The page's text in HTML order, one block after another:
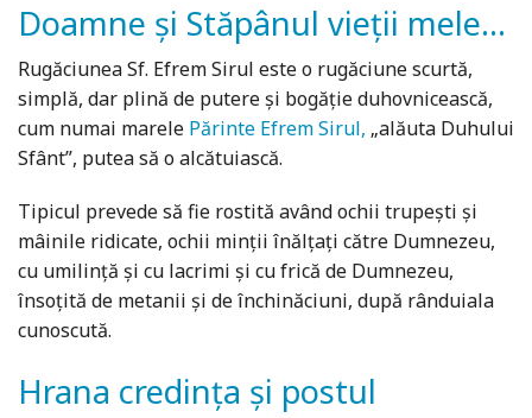
Doamne și Stăpânul vieții mele...
Rugăciunea Sf. Efrem Sirul este o rugăciune scurtă,
simplă, dar plină de putere și bogăție duhovnicească,
cum numai marele Părinte Efrem Sirul, „alăuta Duhului
Sfânt”, putea să o alcătuiască.
Tipicul prevede să fie rostită având ochii trupești și
mâinile ridicate, ochii minții înălțați către Dumnezeu,
cu umilință și cu lacrimi și cu frică de Dumnezeu,
însoțită de metanii și de închinăciuni, după rânduiala
cunoscută.
Hrana credința și postul